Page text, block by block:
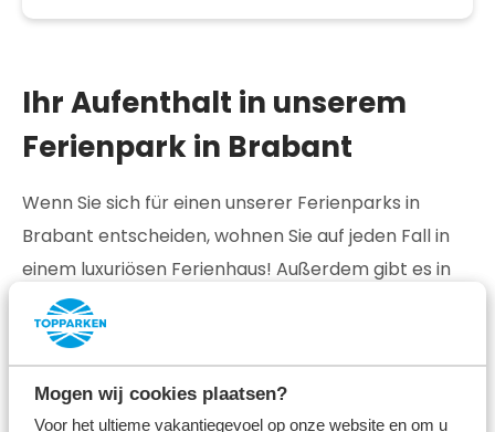
Mogen wij cookies plaatsen?
Voor het ultieme vakantiegevoel op onze website en om u
Ihr Aufenthalt in unserem
Ferienpark in Brabant
Wenn Sie sich für einen unserer Ferienparks in
Brabant entscheiden, wohnen Sie auf jeden Fall in
einem luxuriösen Ferienhaus! Außerdem gibt es in
unseren Ferienparks jede Menge zu erleben. Unsere
Freizeitparks in Brabant verfügen zum Beispiel über
ein beheiztes Freibad mit Kinderbecken, mehrere
Sportplätze, einen Spielplatz und ein Restaurant mit